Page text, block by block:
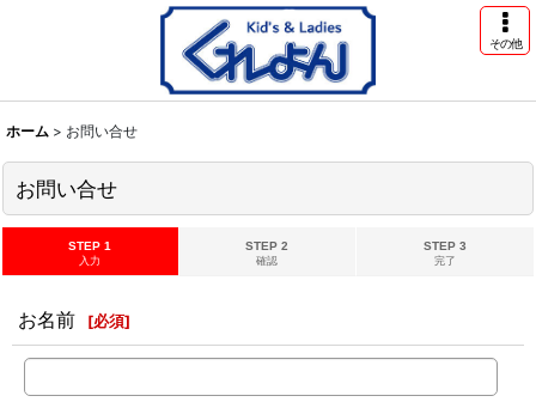
その他
ホーム > お問い合せ
お問い合せ
STEP 1
入力
STEP 2
確認
STEP 3
完了
お名前 [必須]